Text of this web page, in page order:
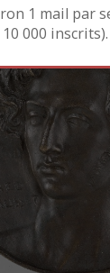
1 mail par
000 inscrits).